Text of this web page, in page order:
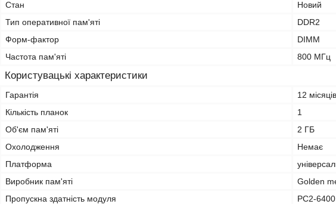
Стан
Новий
Тип оперативної пам'яті
DDR2
Форм-фактор
DIMM
Частота пам'яті
800 МГц
Користувацькі характеристики
Гарантія
12 місяців
Кількість планок
1
Об'єм пам'яті
2 ГБ
Охолодження
Немає
Платформа
Виробник пам'яті
Golden
Пропускна здатність модуля
PC2-6400